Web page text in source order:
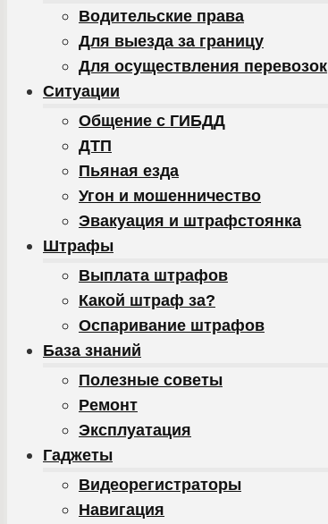
Водительские права
Для выезда за границу
Для осуществления перевозок
Ситуации
Общение с ГИБДД
ДТП
Пьяная езда
Угон и мошенничество
Эвакуация и штрафстоянка
Штрафы
Выплата штрафов
Какой штраф за?
Оспаривание штрафов
База знаний
Полезные советы
Ремонт
Эксплуатация
Гаджеты
Видеорегистраторы
Навигация